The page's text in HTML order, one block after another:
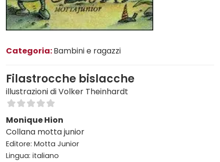
Categoria:Bambini e ragazzi
Filastrocche bislacche
illustrazioni di Volker Theinhardt
Monique Hion
Collana motta junior
Editore: Motta Junior
Lingua: italiano